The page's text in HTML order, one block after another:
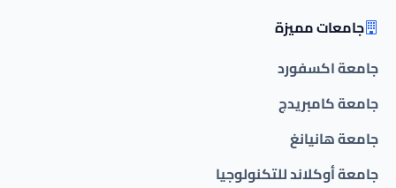
جامعات مميزة
جامعة اكسفورد
جامعة كامبريدج
جامعة هانيانغ
جامعة أوكلاند للتكنولوجيا